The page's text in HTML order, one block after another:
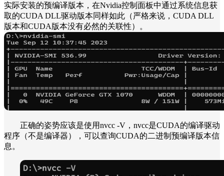
实际安装的预编译版本，在Nvidia控制面板中通过系统信息获
取的CUDA DLL驱动版本同样如此（严格来说，CUDA DLL
版本和CUDA版本没有必然的关联性）。
正确的姿势应该是使用nvcc -V，nvcc是CUDA的编译驱动
程序（不是编译器），可以查询CUDA的二进制预编译版本信
息。